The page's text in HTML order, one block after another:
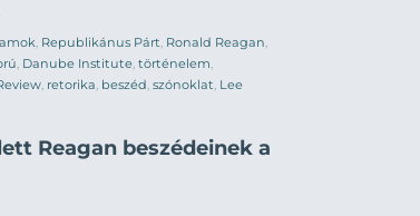
, Republikánus Párt, Ronald Reagan,
, Danube Institute, történelem,
, retorika, beszéd, szónoklat, Lee
Reagan beszédeinek a